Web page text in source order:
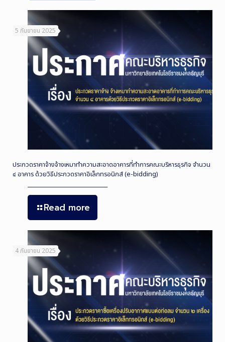
5 กันยายน 2025
ประกวดราคาจ้างจ้างเหมาทำความสะอาดอาคารที่ทำการคณะบริหารธุรกิจ จำนวน
๔ อาคาร ด้วยวิธีประกวดราคาอิเล็กทรอนิกส์ (e-bidding)
Read more
4 กันยายน 2025